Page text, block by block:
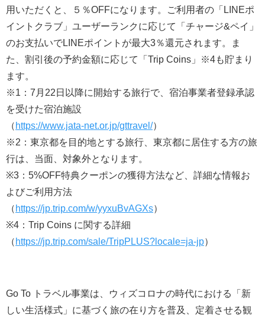
用いただくと、５％OFFになります。ご利用者の「LINEポ
イントクラブ」ユーザーランクに応じて「チャージ&ペイ」
のお支払いでLINEポイントが最大3％還元されます。ま
た、割引後の予約金額に応じて「Trip Coins」※4も貯まり
ます。
※1：7月22日以降に開始する旅行で、宿泊事業者登録承認
を受けた宿泊施設
（ https://www.jata-net.or.jp/gttravel/）
※2：東京都を目的地とする旅行、東京都に居住する方の旅
行は、当面、対象外となります。
※3：5%OFF特典クーポンの獲得方法など、詳細な情報お
よびご利用方法
（ https://jp.trip.com/w/yyxuBvAGXs）
※4：Trip Coins に関する詳細
（ https://jp.trip.com/sale/TripPLUS?locale=ja-jp）
Go To トラベル事業は、ウィズコロナの時代における「新
しい生活様式」に基づく旅の在り方を普及、定着させる観